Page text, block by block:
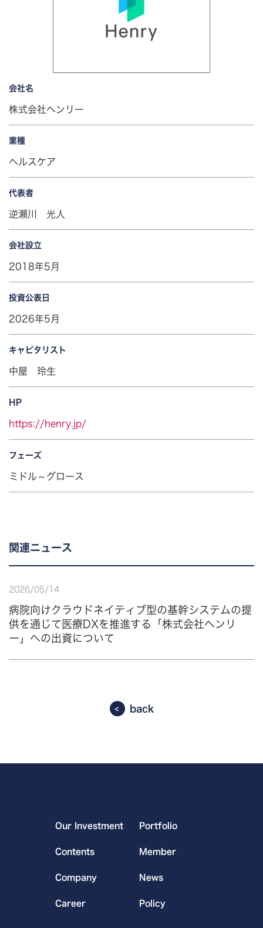
会社名
株式会社ヘンリー
業種
ヘルスケア
代表者
逆瀬川 光人
会社設立
2018年5月
投資公表日
2026年5月
キャピタリスト
中屋 玲生
HP
https://henry.jp/
フェーズ
ミドル～グロース
関連ニュース
2026/05 / 14
病院向けクラウドネイティブ型の基幹システムの提
供を通じて医療DXを推進する「株式会社ヘンリ
ー」への出資について
back
Our Investment Portfolio
Contents Member
Company News
Career Policy